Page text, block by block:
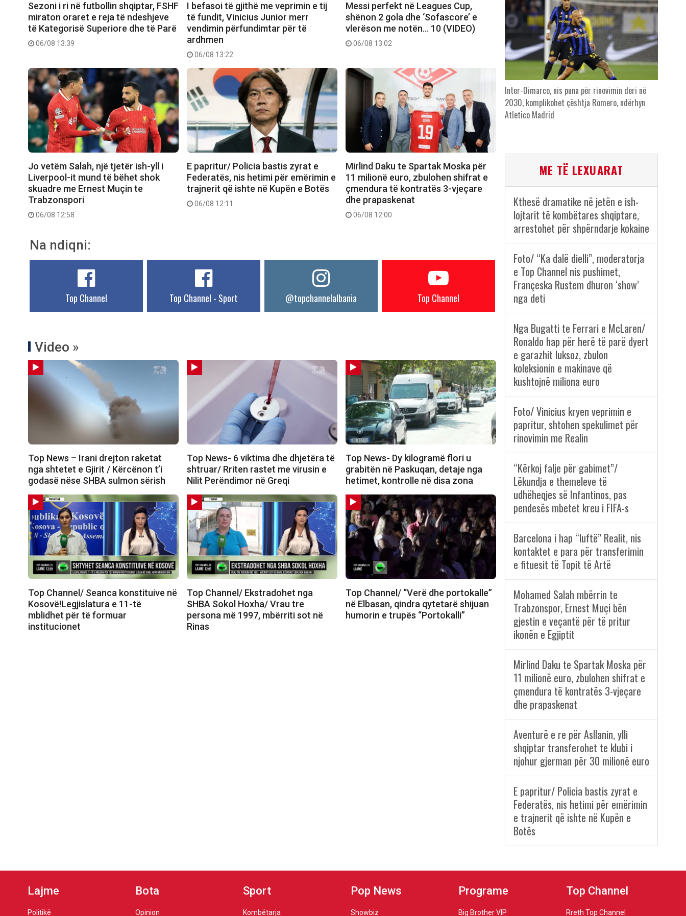
Sezoni i ri në futbollin shqiptar, FSHF
miraton oraret e reja të ndeshjeve
të Kategorisë Superiore dhe të Parë
06/08 13:39
I befasoi të gjithë me veprimin e tij
të fundit, Vinicius Junior merr
vendimin përfundimtar për të
ardhmen
06/08 13:22
Messi perfekt në Leagues Cup,
shënon 2 gola dhe ‘Sofascore’ e
vlerëson me notën… 10 (VIDEO)
06/08 13:02
Jo vetëm Salah, një tjetër ish-yll i
Liverpool-it mund të bëhet shok
skuadre me Ernest Muçin te
Trabzonspori
06/08 12:58
E papritur/ Policia bastis zyrat e
Federatës, nis hetimi për emërimin e
trajnerit që ishte në Kupën e Botës
06/08 12:11
Mirlind Daku te Spartak Moska për
11 milionë euro, zbulohen shifrat e
çmendura të kontratës 3-vjeçare
dhe prapaskenat
06/08 12:00
Na ndiqni:
Top Channel Top Channel - Sport @topchannelalbania Top Channel
Video »
Top News – Irani drejton raketat
nga shtetet e Gjirit / Kërcënon t’i
godasë nëse SHBA sulmon sërish
Top News- 6 viktima dhe dhjetëra të
shtruar/ Rriten rastet me virusin e
Nilit Perëndimor në Greqi
Top News- Dy kilogramë flori u
grabitën në Paskuqan, detaje nga
hetimet, kontrolle në disa zona
Top Channel/ Seanca konstituive në
Kosovë!Legjislatura e 11-të
mblidhet për të formuar
institucionet
Top Channel/ Ekstradohet nga
SHBA Sokol Hoxha/ Vrau tre
persona më 1997, mbërriti sot në
Rinas
Top Channel/ “Verë dhe portokalle”
në Elbasan, qindra qytetarë shijuan
humorin e trupës “Portokalli”
Inter-Dimarco, nis puna për rinovimin deri në
2030, komplikohet çështja Romero, ndërhyn
Atletico Madrid
ME TË LEXUARAT
Kthesë dramatike në jetën e ish-
lojtarit të kombëtares shqiptare,
arrestohet për shpërndarje kokaine
Foto/ “Ka dalë dielli”, moderatorja
e Top Channel nis pushimet,
Françeska Rustem dhuron ‘show’
nga deti
Nga Bugatti te Ferrari e McLaren/
Ronaldo hap për herë të parë dyert
e garazhit luksoz, zbulon
koleksionin e makinave që
kushtojnë miliona euro
Foto/ Vinicius kryen veprimin e
papritur, shtohen spekulimet për
rinovimin me Realin
“Kërkoj falje për gabimet”/
Lëkundja e themeleve të
udhëheqjes së Infantinos, pas
pendesës mbetet kreu i FIFA-s
Barcelona i hap “luftë” Realit, nis
kontaktet e para për transferimin
e fituesit të Topit të Artë
Mohamed Salah mbërrin te
Trabzonspor, Ernest Muçi bën
gjestin e veçantë për të pritur
ikonën e Egjiptit
Mirlind Daku te Spartak Moska për
11 milionë euro, zbulohen shifrat e
çmendura të kontratës 3-vjeçare
dhe prapaskenat
Aventurë e re për Asllanin, ylli
shqiptar transferohet te klubi i
njohur gjerman për 30 milionë euro
E papritur/ Policia bastis zyrat e
Federatës, nis hetimi për emërimin
e trajnerit që ishte në Kupën e
Botës
Lajme
Politikë
Bota
Opinion
Sport
Kombëtarja
Pop News
Showbiz
Programe
Big Brother VIP
Top Channel
Rreth Top Channel